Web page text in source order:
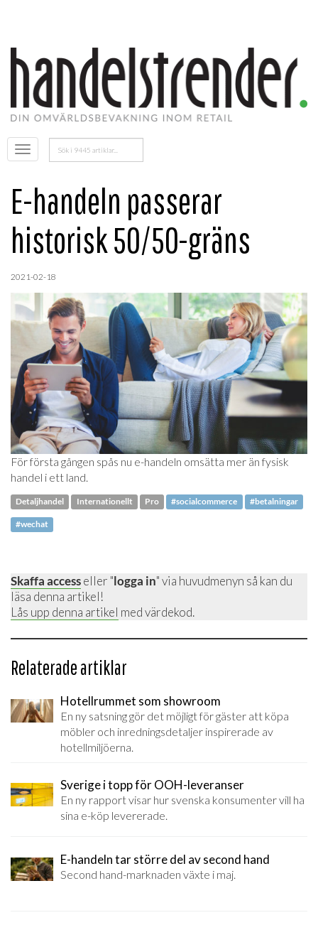
Öppna
menyn
Sök
efter:
E-handeln passerar
historisk 50/50-gräns
2021-02-18
För första gången spås nu e-handeln omsätta mer än fysisk
handel i ett land.
Detaljhandel Internationellt Pro #socialcommerce #betalningar
#wechat
Skaffa accesseller "logga in" via huvudmenyn så kan du
läsa denna artikel!
Lås upp denna artikel med värdekod.
Relaterade artiklar
Hotellrummet som showroom
En ny satsning gör det möjligt för gäster att köpa
möbler och inredningsdetaljer inspirerade av
hotellmiljöerna.
Sverige i topp för OOH-leveranser
En ny rapport visar hur svenska konsumenter vill ha
sina e-köp levererade.
E-handeln tar större del av second hand
Second hand-marknaden växte i maj.